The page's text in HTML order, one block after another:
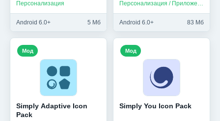
Персонализация
Android 6.0+ 5 Мб
Персонализация / Приложения на русском
Android 6.0+ 83 Мб
Simply Adaptive Icon
Pack
Мод
Simply You Icon Pack
Мод